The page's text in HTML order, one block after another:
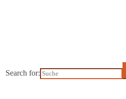
Search for: